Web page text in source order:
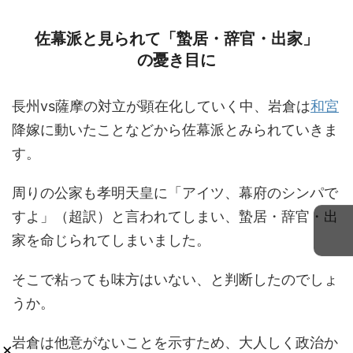
佐幕派と見られて「蟄居・辞官・出家」
の憂き目に
長州vs薩摩の対立が顕在化していく中、岩倉は和宮
降嫁に動いたことなどから佐幕派とみられていきま
す。
周りの公家も孝明天皇に「アイツ、幕府のシンパで
すよ」（超訳）と言われてしまい、蟄居・辞官・出
家を命じられてしまいました。
そこで粘っても味方はいない、と判断したのでしょ
うか。
岩倉は他意がないことを示すため、大人しく政治か